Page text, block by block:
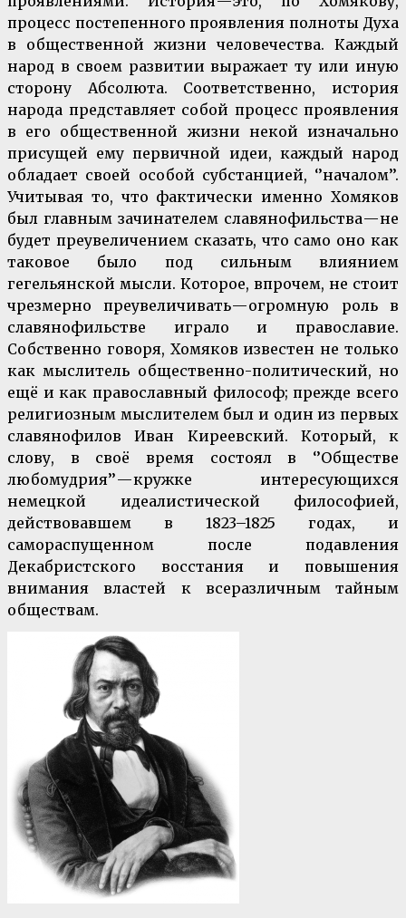
процесс постепенного проявления полноты Духа
в общественной жизни человечества. Каждый
народ в своем развитии выражает ту или иную
сторону Абсолюта. Соответственно, история
народа представляет собой процесс проявления
в его общественной жизни некой изначально
присущей ему первичной идеи, каждый народ
обладает своей особой субстанцией, ‘’началом’’.
Учитывая то, что фактически именно Хомяков
был главным зачинателем славянофильства — не
будет преувеличением сказать, что само оно как
таковое было под сильным влиянием
гегельянской мысли. Которое, впрочем, не стоит
чрезмерно преувеличивать — огромную роль в
славянофильстве играло и православие.
Собственно говоря, Хомяков известен не только
как мыслитель общественно-политический, но
ещё и как православный философ; прежде всего
религиозным мыслителем был и один из первых
славянофилов Иван Киреевский. Который, к
слову, в своё время состоял в ‘’Обществе
любомудрия’’ — кружке интересующихся
немецкой идеалистической философией,
действовавшем в 1823–1825 годах, и
самораспущенном после подавления
Декабристского восстания и повышения
внимания властей к всеразличным тайным
обществам.